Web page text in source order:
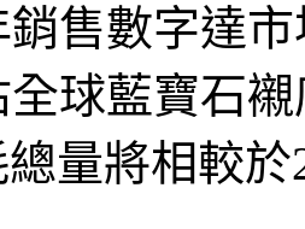
銷售數字達
全球藍寶石
量將相較